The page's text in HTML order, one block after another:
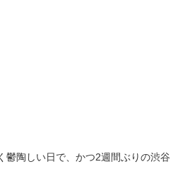
鬱陶しい日で、かつ2週間ぶりの渋谷